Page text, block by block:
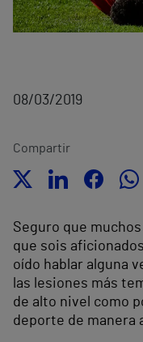
08/03/2019
Compartir
Seguro que
que sois
oído hablar alguna
las lesiones más
de alto nivel como
deporte de manera